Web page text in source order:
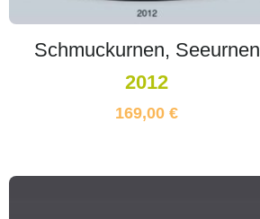
Schmuckurnen, Seeurnen
2012
169,00€